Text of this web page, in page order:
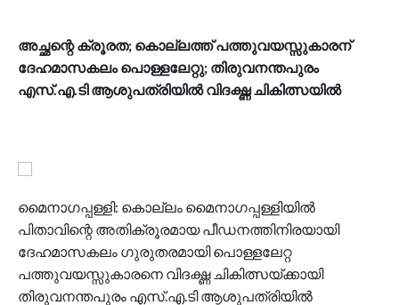
അച്ഛന്റെ ക്രൂരത; കൊല്ലത്ത് പത്തുവയസ്സുകാരന്
ദേഹമാസകലം പൊള്ളലേറ്റു; തിരുവനന്തപുരം
എസ്.എ.ടി ആശുപത്രിയില്‍ വിദഗ്ദ്ധ ചികിത്സയില്‍
മൈനാഗപ്പള്ളി: കൊല്ലം മൈനാഗപ്പള്ളിയില്‍
പിതാവിന്റെ അതിക്രൂരമായ പീഡനത്തിനിരയായി
ദേഹമാസകലം ഗുരുതരമായി പൊള്ളലേറ്റ
പത്തുവയസ്സുകാരനെ വിദഗ്ദ്ധ ചികിത്സയ്ക്കായി
തിരുവനന്തപുരം എസ്.എ.ടി ആശുപത്രിയില്‍